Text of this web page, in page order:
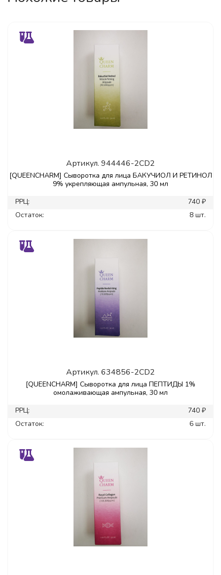
Артикул. 944446-2CD2
[QUEENCHARM] Сыворотка для лица БАКУЧИОЛ И РЕТИНОЛ
9% укрепляющая ампульная, 30 мл
РРЦ:
740 ₽
Остаток:
8 шт.
Артикул. 634856-2CD2
[QUEENCHARM] Сыворотка для лица ПЕПТИДЫ 1%
омолаживающая ампульная, 30 мл
РРЦ:
740 ₽
Остаток:
6 шт.